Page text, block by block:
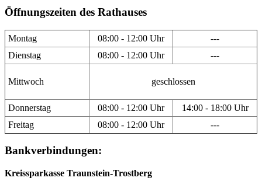
Öffnungszeiten des Rathauses
Montag 08:00 - 12:00 Uhr
---
Dienstag
08:00 - 12:00 Uhr ---
Mittwoch geschlossen
Donnerstag 08:00 - 12:00 Uhr
14:00 - 18:00 Uhr
Freitag
08:00 - 12:00 Uhr ---
Bankverbindungen:
Kreissparkasse Traunstein-Trostberg